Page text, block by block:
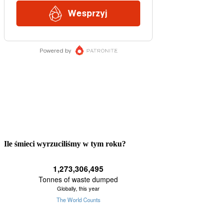
Ile śmieci wyrzuciliśmy w tym roku?